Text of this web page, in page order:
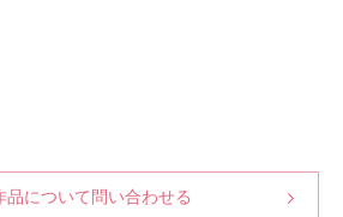
品について問い合わせる